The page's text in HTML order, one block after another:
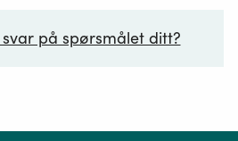
på spørsmålet ditt?